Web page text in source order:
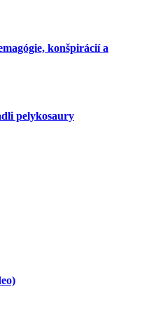
konšpirácií a
pelykosaury